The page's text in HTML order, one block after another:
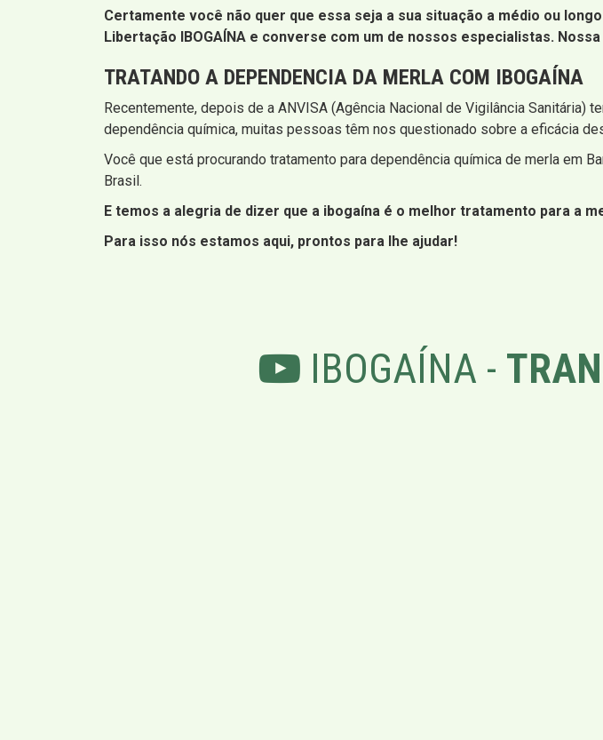
Certamente você não quer que essa seja a sua situação a médio ou
Libertação IBOGAÍNA e converse com um de nossos especialistas.
TRATANDO A DEPENDENCIA DA MERLA COM IBOGAÍNA
Recentemente, depois de a ANVISA (Agência Nacional de Vigilância
dependência química, muitas pessoas têm nos questionado sobre a eficácia
Você que está procurando tratamento para dependência química de merla em
Brasil.
E temos a alegria de dizer que a ibogaína é o melhor tratamento para a
Para isso nós estamos aqui, prontos para lhe ajudar!
IBOGAÍNA -